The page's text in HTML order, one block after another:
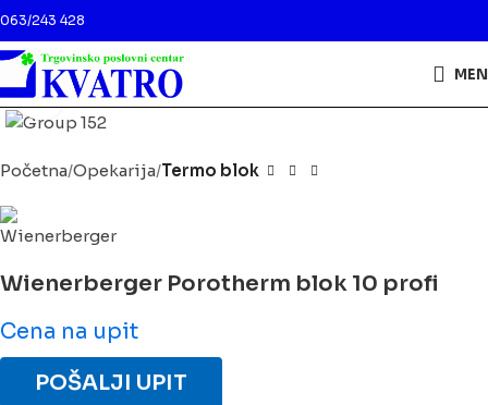
063/243 428
Kliknite da biste uveličali
Početna Opekarija Termo blok
Wienerberger Porotherm blok 10 profi
Cena na upit
POŠALJI UPIT